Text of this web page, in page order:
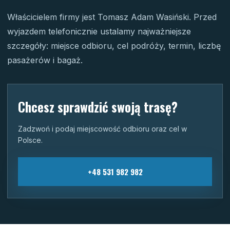
Właścicielem firmy jest Tomasz Adam Wasiński. Przed
wyjazdem telefonicznie ustalamy najważniejsze
szczegóły: miejsce odbioru, cel podróży, termin, liczbę
pasażerów i bagaż.
Chcesz sprawdzić swoją trasę?
Zadzwoń i podaj miejscowość odbioru oraz cel w
Polsce.
+48 531 982 982